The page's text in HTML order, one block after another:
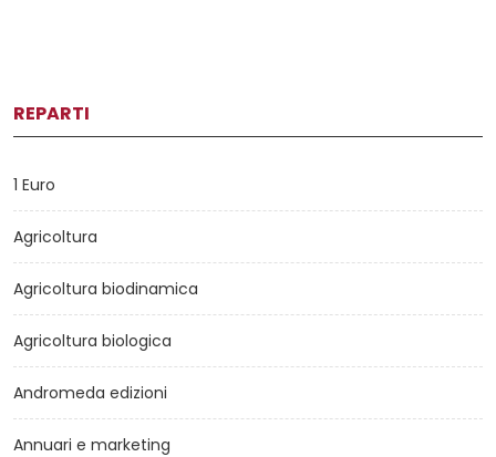
REPARTI
1 Euro
Agricoltura
Agricoltura biodinamica
Agricoltura biologica
Andromeda edizioni
Annuari e marketing